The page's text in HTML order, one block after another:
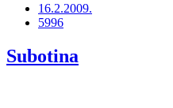
16.2.2009.
5996
Subotina